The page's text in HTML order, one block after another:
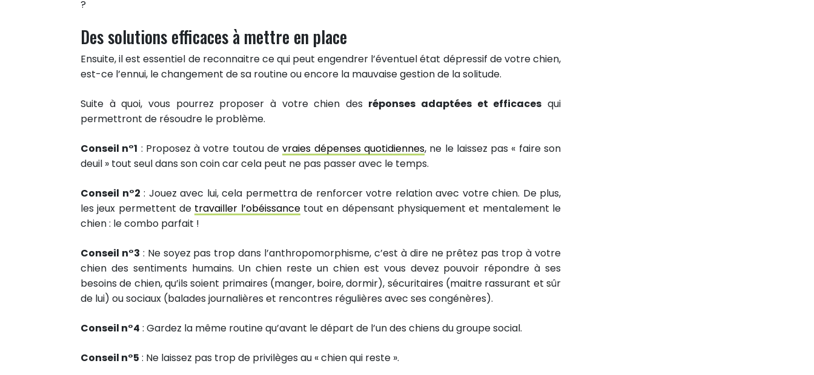
?
Des solutions efficaces à mettre en place
Ensuite, il est essentiel de reconnaitre ce qui peut engendrer l’éventuel état dépressif de votre chien,
est-ce l’ennui, le changement de sa routine ou encore la mauvaise gestion de la solitude.
Suite à quoi, vous pourrez proposer à votre chien des réponses adaptées et efficaces qui
permettront de résoudre le problème.
Conseil n°1 : Proposez à votre toutou devraies dépenses quotidiennes, ne le laissez pas « faire son
deuil » tout seul dans son coin car cela peut ne pas passer avec le temps.
Conseil n°2 : Jouez avec lui, cela permettra de renforcer votre relation avec votre chien. De plus,
les jeux permettent de travailler l’obéissancetout en dépensant physiquement et mentalement le
chien : le combo parfait !
Conseil n°3 : Ne soyez pas trop dans l’anthropomorphisme, c’est à dire ne prêtez pas trop à votre
chien des sentiments humains. Un chien reste un chien est vous devez pouvoir répondre à ses
besoins de chien, qu’ils soient primaires (manger, boire, dormir), sécuritaires (maitre rassurant et sûr
de lui) ou sociaux (balades journalières et rencontres régulières avec ses congénères).
Conseil n°4 : Gardez la même routine qu’avant le départ de l’un des chiens du groupe social.
Conseil n°5 : Ne laissez pas trop de privilèges au « chien qui reste ».